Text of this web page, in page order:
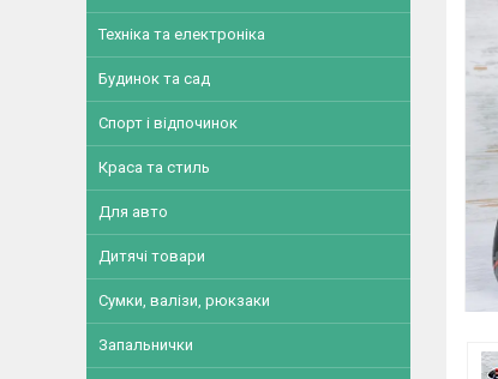
Техніка та електроніка
Будинок та сад
Спорт і відпочинок
Краса та стиль
Для авто
Дитячі товари
Сумки, валізи, рюкзаки
Запальнички